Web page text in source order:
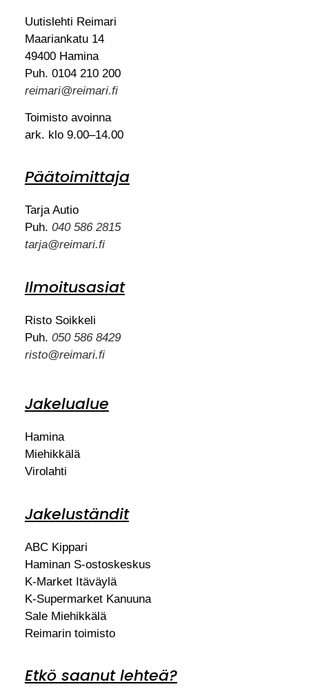
Uutislehti Reimari
Maariankatu 14
49400 Hamina
Puh. 0104 210 200
reimari@reimari.fi
Toimisto avoinna
ark. klo 9.00–14.00
Päätoimittaja
Tarja Autio
Puh. 040 586 2815
tarja@reimari.fi
Ilmoitusasiat
Risto Soikkeli
Puh. 050 586 8429
risto@reimari.fi
Jakelualue
Hamina
Miehikkälä
Virolahti
Jakeluständit
ABC Kippari
Haminan S-ostoskeskus
K-Market Itäväylä
K-Supermarket Kanuuna
Sale Miehikkälä
Reimarin toimisto
Etkö saanut lehteä?